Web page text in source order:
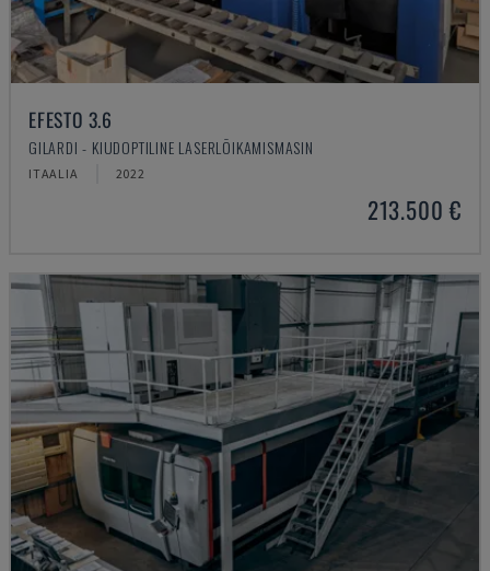
EFESTO 3.6
GILARDI - KIUDOPTILINE LASERLÕIKAMISMASIN
ITAALIA 2022
213.500 €